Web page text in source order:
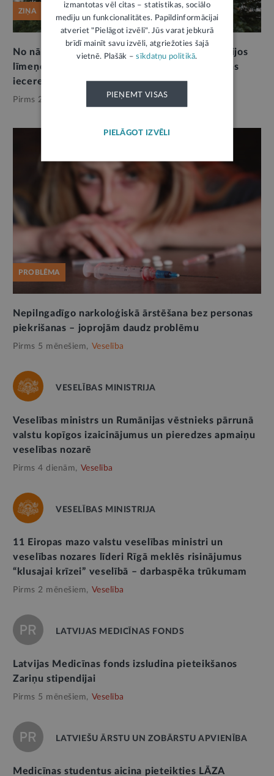
ZIŅA
No nākamā gada slimnīcas paredzēts iedalīt trijos
līmeņos. Publiskajā apspriešanā nodotas pirmās
ieceres slimnīcu reformas īstenošanai
Pirms 2 mēnešiem, Veselība
PROBLĒMA
Nepilngadīgo narkoloģiskā ārstēšana bez personas
piekrišanas – joprojām daudz problēmu
Pirms 5 mēnešiem, Veselība
VESELĪBAS MINISTRIJA
Veselības ministrs un Rumānijas vēstnieks pārrunā
valstu kopīgos izaicinājumus un pieredzes apmaiņu
veselības nozarē
Pirms 4 dienām, Veselība
VESELĪBAS MINISTRIJA
11 Eiropas mazo valstu veselības ministri un
veselības nozares līderi Rīgā meklēs risinājumus
“klusajai krīzei” veselībā – darbaspēka trūkumam
Pirms 2 mēnešiem, Veselība
LATVIJAS MEDICĪNAS FONDS
Latvijas Medicīnas fonds izsludina pieteikšanos
Zariņu stipendijai
Pirms 5 mēnešiem, Veselība
LATVIEŠU ĀRSTU UN ZOBĀRSTU APVIENĪBA
Medicīnas studentus aicina pieteikties LĀZA
izmantotas vēl citas – statistikas, sociālo
mediju un funkcionalitātes. Papildinformācijai
atveriet "Pielāgot izvēli". Jūs varat jebkurā
brīdī mainīt savu izvēli, atgriežoties šajā
vietnē. Plašāk –sīkdatņu politikā.
PIEŅEMT VISAS
PIELĀGOT IZVĒLI